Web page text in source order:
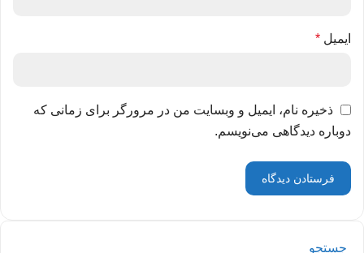
ایمیل *
ذخیره نام، ایمیل و وبسایت من در مرورگر برای زمانی که
دوباره دیدگاهی می‌نویسم.
جستجو